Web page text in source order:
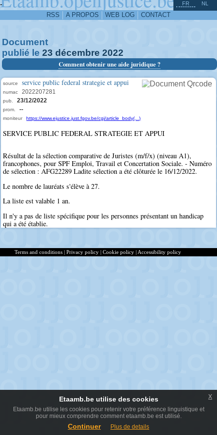
-
RSS A PROPOS WEB LOG CONTACT
FR NL
Document
publié le 23 décembre 2022
Comment obtenir une aide juridique ?
source service public federal strategie et appui
numac 2022207281
pub. 23/12/2022
prom. --
moniteur https://www.ejustice.just.fgov.be/cgi/article_body(...)
SERVICE PUBLIC FEDERAL STRATEGIE ET APPUI
Résultat de la sélection comparative de Juristes (m/f/x) (niveau A1),
francophones, pour SPF Emploi, Travail et Concertation Sociale. - Numéro
de sélection : AFG22289 Ladite sélection a été clôturée le 16/12/2022.
Le nombre de lauréats s'élève à 27.
La liste est valable 1 an.
Il n'y a pas de liste spécifique pour les personnes présentant un handicap
qui a été établie.
^
Terms and conditions | Privacy policy | Cookie policy | Accessibility policy
Etaamb.be utilise des cookies
Etaamb.be utilise les cookies pour retenir votre préférence linguistique et
pour mieux comprendre comment etaamb.be est utilisé.
Continuer Plus de details
x